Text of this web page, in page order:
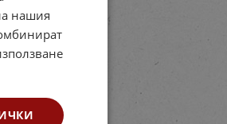
нашия